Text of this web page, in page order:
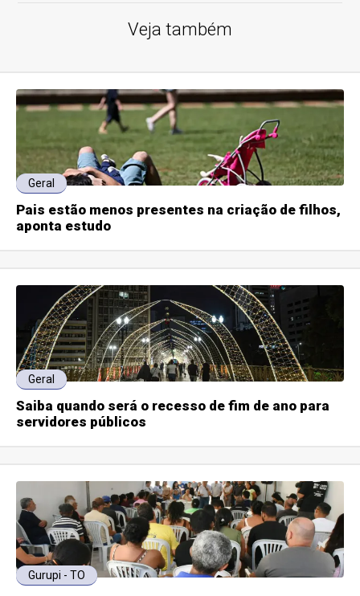
Veja também
Geral
Pais estão menos presentes na criação de filhos,
aponta estudo
Geral
Saiba quando será o recesso de fim de ano para
servidores públicos
Gurupi - TO